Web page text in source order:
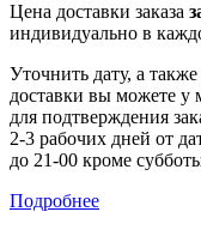
Цена доставки заказа
индивидуально в
Уточнить дату, а
доставки вы можете у
для подтверждения
2-3 рабочих дней от
до 21-00 кроме
Подробнее